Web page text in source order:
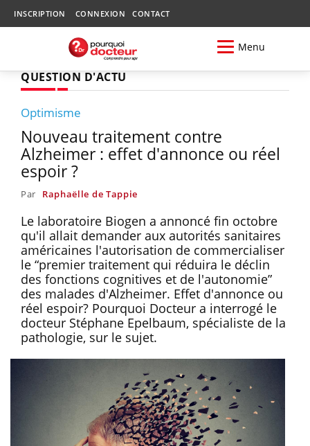
INSCRIPTION CONNEXION CONTACT
Menu
QUESTION D'ACTU
Optimisme
Nouveau traitement contre
Alzheimer : effet d'annonce ou réel
espoir ?
Par Raphaëlle de Tappie
Le laboratoire Biogen a annoncé fin octobre
qu'il allait demander aux autorités sanitaires
américaines l'autorisation de commercialiser
le “premier traitement qui réduira le déclin
des fonctions cognitives et de l'autonomie”
des malades d'Alzheimer. Effet d'annonce ou
réel espoir? Pourquoi Docteur a interrogé le
docteur Stéphane Epelbaum, spécialiste de la
pathologie, sur le sujet.